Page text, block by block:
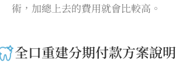
術，加總上去的費用就會比較高。
全口重建分期付款方案說明